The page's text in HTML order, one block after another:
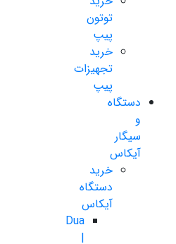
توتون
پیپ
خرید
تجهیزات
پیپ
دستگاه
و
سیگار
آیکاس
خرید
دستگاه
آیکاس
Dua
|